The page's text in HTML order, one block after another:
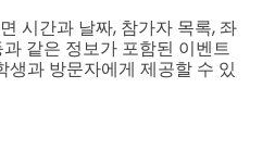
시간과 날짜, 참가자 목록, 좌
같은 정보가 포함된 이벤트
생과 방문자에게 제공할 수 있